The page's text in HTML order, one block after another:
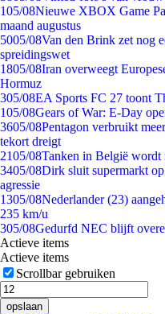
105/08Nieuwe XBOX Game
maand augustus
5005/08Van den Brink zet nog
spreidingswet
1805/08Iran overweegt
Hormuz
305/08EA Sports FC 27 toont
105/08Gears of War: E-Day
3605/08Pentagon verbruikt
tekort dreigt
2105/08Tanken in België wordt
3405/08Dirk sluit supermarkt
agressie
1305/08Nederlander (23)
235 km/u
305/08Gedurfd NEC blijft
Actieve items
Actieve items
Scrollbar gebruiken
opslaan